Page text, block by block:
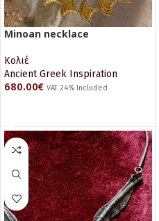
Minoan necklace
Κολιέ
Ancient Greek Inspiration
680.00€ VAT 24% Included